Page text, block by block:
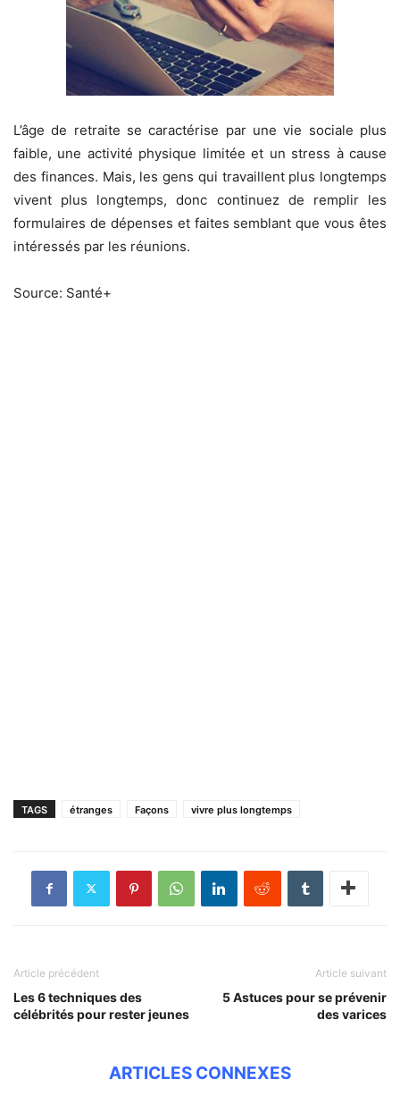
L’âge de retraite se caractérise par une vie sociale plus
faible, une activité physique limitée et un stress à cause
des finances. Mais, les gens qui travaillent plus longtemps
vivent plus longtemps, donc continuez de remplir les
formulaires de dépenses et faites semblant que vous êtes
intéressés par les réunions.
Source: Santé+
TAGS étranges Façons vivre plus longtemps
Article précédent
Les 6 techniques des
célébrités pour rester jeunes
Article suivant
5 Astuces pour se prévenir
des varices
ARTICLES CONNEXES